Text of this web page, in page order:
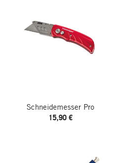
Schneidemesser Pro
15,90 €